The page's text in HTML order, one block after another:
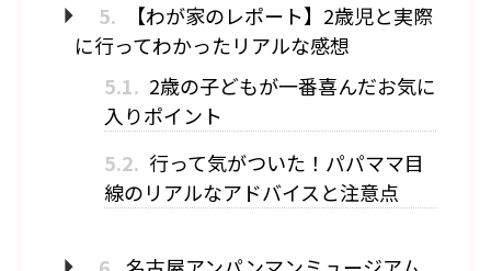
5.
【わが家のレポート】2歳児と実際
に行ってわかったリアルな感想
5.1. 2歳の子どもが一番喜んだお気に
入りポイント
5.2. 行って気がついた！パパママ目
線のリアルなアドバイスと注意点